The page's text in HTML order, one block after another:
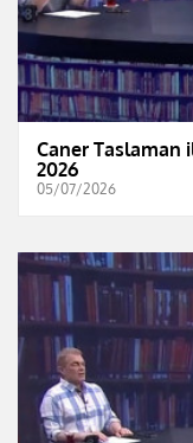
Caner Taslaman
2026
05/07/2026